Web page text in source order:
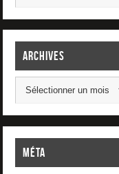
Archives
Méta